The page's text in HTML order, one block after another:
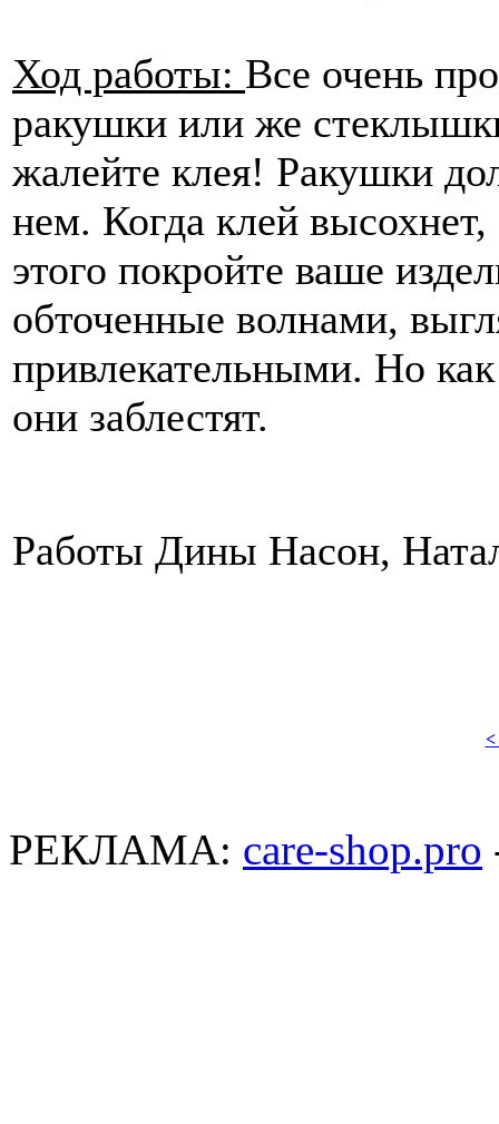
Ход работы: Все очень
ракушки или же
жалейте клея! Ракушки
нем. Когда клей
этого покройте ваше
обточенные волнами,
привлекательными. Но
они заблестят.
Работы Дины Насон,
РЕКЛАМА: care-shop.pro